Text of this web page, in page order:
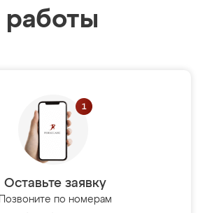
Оставьте заявку
Позвоните по номерам